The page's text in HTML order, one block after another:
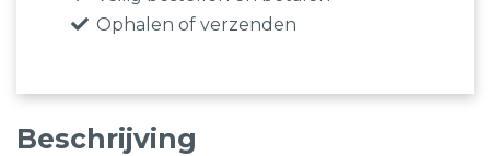
inchOphalen of verzenden
Beschrijving